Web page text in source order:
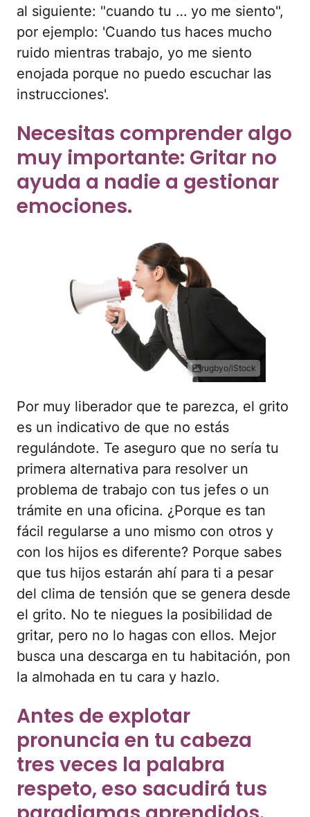
al siguiente: "cuando tu … yo me siento",
por ejemplo: 'Cuando tus haces mucho
ruido mientras trabajo, yo me siento
enojada porque no puedo escuchar las
instrucciones'.
Necesitas comprender algo
muy importante: Gritar no
ayuda a nadie a gestionar
emociones.
rugbyo/iStock
Por muy liberador que te parezca, el grito
es un indicativo de que no estás
regulándote. Te aseguro que no sería tu
primera alternativa para resolver un
problema de trabajo con tus jefes o un
trámite en una oficina. ¿Porque es tan
fácil regularse a uno mismo con otros y
con los hijos es diferente? Porque sabes
que tus hijos estarán ahí para ti a pesar
del clima de tensión que se genera desde
el grito. No te niegues la posibilidad de
gritar, pero no lo hagas con ellos. Mejor
busca una descarga en tu habitación, pon
la almohada en tu cara y hazlo.
Antes de explotar
pronuncia en tu cabeza
tres veces la palabra
respeto, eso sacudirá tus